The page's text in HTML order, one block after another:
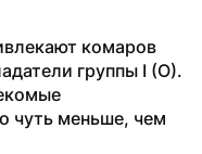
комаров
группы I (O).
чуть меньше, чем